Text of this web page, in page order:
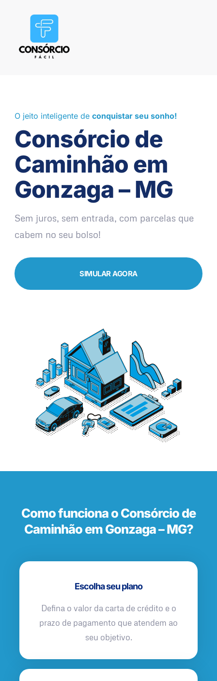
O jeito inteligente de conquistar seu sonho!
Consórcio de
Caminhão em
Gonzaga – MG
Sem juros, sem entrada, com parcelas que
cabem no seu bolso!
SIMULAR AGORA
Como funciona o Consórcio de
Caminhão em Gonzaga – MG?
Escolha seu plano
Defina o valor da carta de crédito e o
prazo de pagamento que atendem ao
seu objetivo.